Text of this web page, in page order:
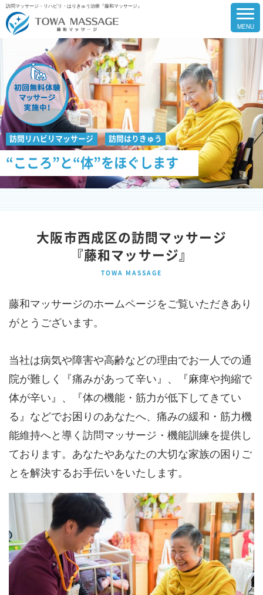
訪問マッサージ・リハビリ・はりきゅう治療『藤和マッサージ』
訪問リハビリマッサージ 訪問はりきゅう
“こころ”と“体”をほぐします
大阪市西成区の訪問マッサージ
『藤和マッサージ』
TOWA MASSAGE
藤和マッサージのホームページをご覧いただきあり
がとうございます。
当社は病気や障害や高齢などの理由でお一人での通
院が難しく『痛みがあって辛い』、『麻痺や拘縮で
体が辛い』、『体の機能・筋力が低下してきてい
る』などでお困りのあなたへ、痛みの緩和・筋力機
能維持へと導く訪問マッサージ・機能訓練を提供し
ております。あなたやあなたの大切な家族の困りご
とを解決するお手伝いをいたします。